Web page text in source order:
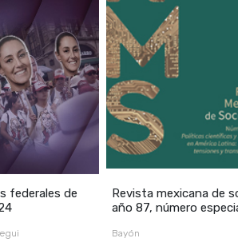
federales de
Revista mexicana de
año 87, número
Bayón